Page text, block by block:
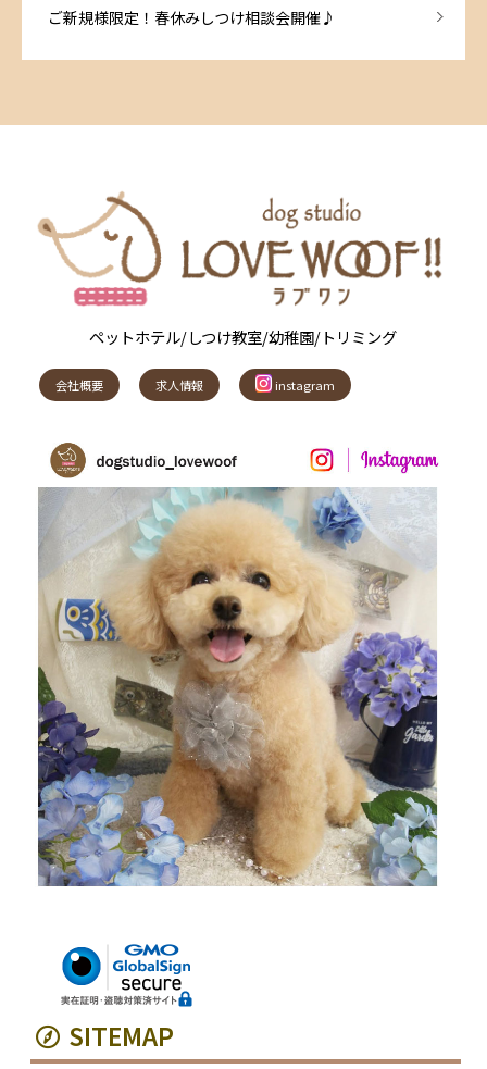
ご新規様限定！春休みしつけ相談会開催♪
ペットホテル/しつけ教室/幼稚園/トリミング
会社概要 求人情報 instagram
SITEMAP